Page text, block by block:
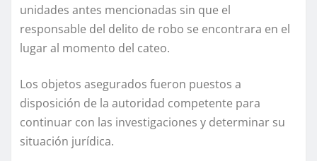
unidades antes mencionadas sin que el
responsable del delito de robo se encontrara en el
lugar al momento del cateo.
Los objetos asegurados fueron puestos a
disposición de la autoridad competente para
continuar con las investigaciones y determinar su
situación jurídica.